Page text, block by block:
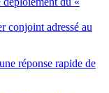
conjoint adressé au
réponse rapide de